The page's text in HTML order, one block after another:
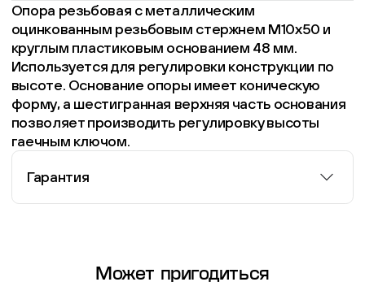
Опора резьбовая с металлическим
оцинкованным резьбовым стержнем М10х50 и
круглым пластиковым основанием 48 мм.
Используется для регулировки конструкции по
высоте. Основание опоры имеет коническую
форму, а шестигранная верхняя часть основания
позволяет производить регулировку высоты
гаечным ключом.
Гарантия
Информация о гарантии
Может пригодиться